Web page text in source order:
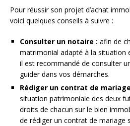
Pour réussir son projet d’achat
voici quelques conseils à suivre :
Consulter un notaire : afin de
matrimonial adapté à la situation
il est recommandé de consulter
guider dans vos démarches.
Rédiger un contrat de
situation patrimoniale des deux
droits de chacun sur le bien
de rédiger un contrat de mariage